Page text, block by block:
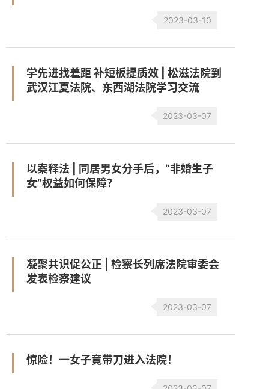
2023-03-10
学先进找差距 补短板提质效 | 松滋法院到
武汉江夏法院、东西湖法院学习交流
2023-03-07
以案释法 | 同居男女分手后，“非婚生子
女”权益如何保障？
2023-03-07
凝聚共识促公正 | 检察长列席法院审委会
发表检察建议
2023-03-07
惊险！一女子竟带刀进入法院！